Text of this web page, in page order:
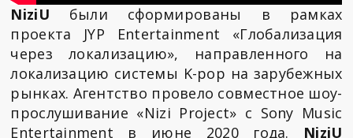
NiziU были сформированы в рамках
проекта JYP Entertainment «Глобализация
через локализацию», направленного на
локализацию системы K-pop на зарубежных
рынках. Агентство провело совместное шоу-
прослушивание «Nizi Project» с Sony Music
Entertainment в июне 2020 года. NiziU